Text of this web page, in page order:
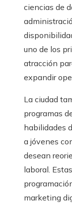
ciencias de
uno de los
atracción
expandir
La ciudad
programas
habilidades
a jóvenes
desean
laboral.
marketing